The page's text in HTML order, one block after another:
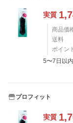
実質
商品価
送料
ポイン
5〜7日以
プロフィット
実質